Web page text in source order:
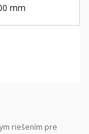
riešením pre